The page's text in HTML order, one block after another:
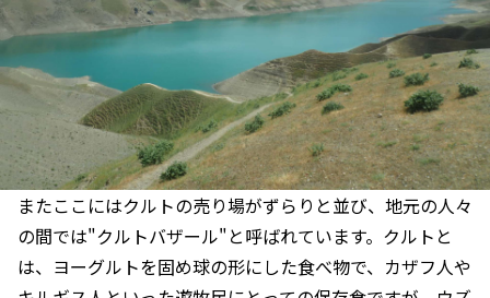
またここにはクルトの売り場がずらりと並び、地元の人々
の間では"クルトバザール"と呼ばれています。クルトと
は、ヨーグルトを固め球の形にした食べ物で、カザフ人や